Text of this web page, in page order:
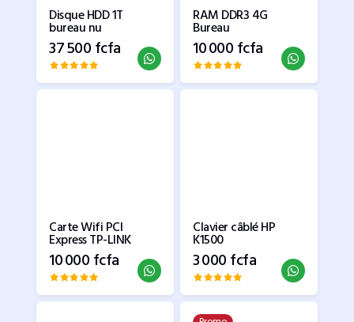
Disque HDD 1T
bureau nu
37 500 fcfa
RAM DDR3 4G
Bureau
10 000 fcfa
Carte Wifi PCI
Express TP-LINK
10 000 fcfa
Clavier câblé HP
K1500
3 000 fcfa